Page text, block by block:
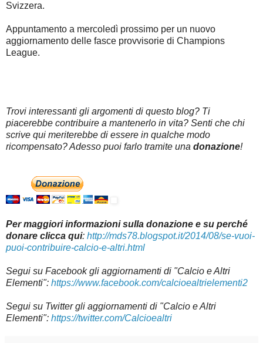
Svizzera.
Appuntamento a mercoledì prossimo per un nuovo
aggiornamento delle fasce provvisorie di Champions
League.
Trovi interessanti gli argomenti di questo blog? Ti
piacerebbe contribuire a mantenerlo in vita? Senti che chi
scrive qui meriterebbe di essere in qualche modo
ricompensato? Adesso puoi farlo tramite una donazione!
Per maggiori informazioni sulla donazione e su perché
donare clicca qui: http://mds78.blogspot.it/2014/08/se-vuoi-
puoi-contribuire-calcio-e-altri.html
Segui su Facebook gli aggiornamenti di "Calcio e Altri
Elementi": https://www.facebook.com/calcioealtrielementi2
Segui su Twitter gli aggiornamenti di "Calcio e Altri
Elementi": https://twitter.com/Calcioealtri